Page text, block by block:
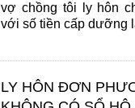
vợ chồng tôi ly hôn
với số tiền cấp dưỡng
LY HÔN ĐƠN